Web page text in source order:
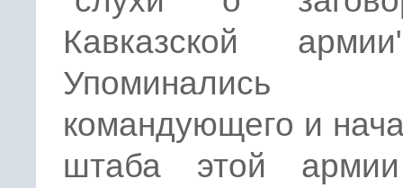
Кавказской
Упоминались
командующего и
штаба этой